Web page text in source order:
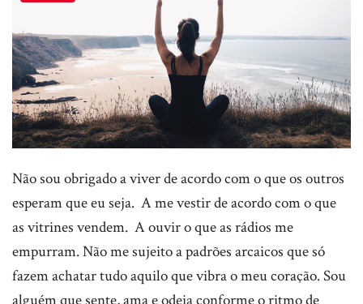
Não sou obrigado a viver de acordo com o que os outros
esperam que eu seja. A me vestir de acordo com o que
as vitrines vendem. A ouvir o que as rádios me
empurram. Não me sujeito a padrões arcaicos que só
fazem achatar tudo aquilo que vibra o meu coração. Sou